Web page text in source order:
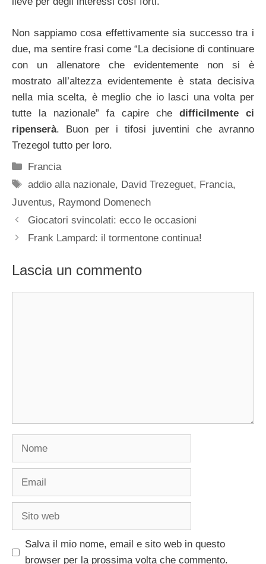
Non sappiamo cosa effettivamente sia successo tra i
due, ma sentire frasi come “La decisione di continuare
con un allenatore che evidentemente non si è
mostrato all’altezza evidentemente è stata decisiva
nella mia scelta, è meglio che io lasci una volta per
tutte la nazionale” fa capire che difficilmente ci
ripenserà. Buon per i tifosi juventini che avranno
Trezegol tutto per loro.
Categorie
Francia
Tag
addio alla nazionale, David Trezeguet, Francia,
Juventus, Raymond Domenech
Giocatori svincolati: ecco le occasioni
Frank Lampard: il tormentone continua!
Lascia un commento
Nome
Email
Sito
Salva il mio nome, email e sito web in questo
browser per la prossima volta che commento.